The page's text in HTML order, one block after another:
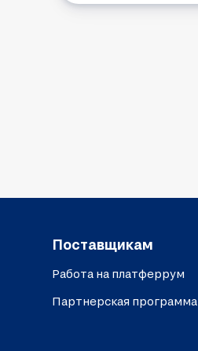
Поставщикам
Работа на платферрум
Партнерская программа